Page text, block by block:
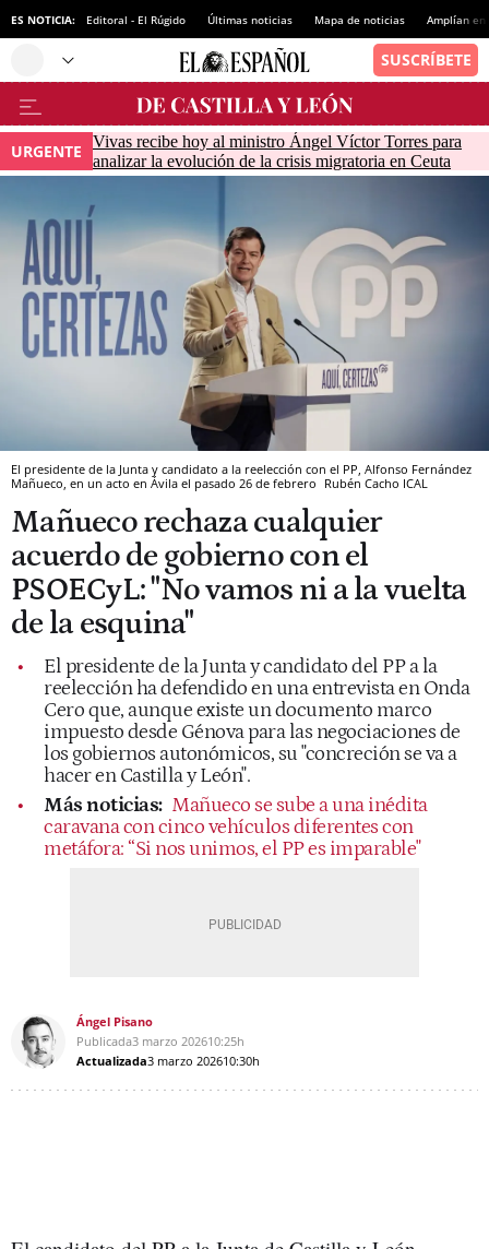
ES NOTICIA: Editoral - El Rúgido Últimas noticias Mapa de noticias Amplían
URGENTE
Vivas recibe hoy al ministro Ángel Víctor Torres para
analizar la evolución de la crisis migratoria en Ceuta
El presidente de la Junta y candidato a la reelección con el PP, Alfonso Fernández
Mañueco, en un acto en Ávila el pasado 26 de febrero Rubén Cacho ICAL
Mañueco rechaza cualquier
acuerdo de gobierno con el
PSOECyL: "No vamos ni a la vuelta
de la esquina"
El presidente de la Junta y candidato del PP a la
reelección ha defendido en una entrevista en Onda
Cero que, aunque existe un documento marco
impuesto desde Génova para las negociaciones de
los gobiernos autonómicos, su "concreción se va a
hacer en Castilla y León".
Más noticias: Mañueco se sube a una inédita
caravana con cinco vehículos diferentes con
metáfora: “Si nos unimos, el PP es imparable"
Ángel Pisano
Publicada3 marzo 202610:25h
Actualizada3 marzo 202610:30h